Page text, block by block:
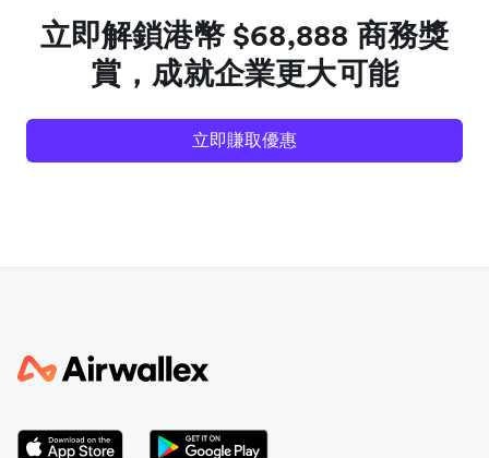
立即解鎖港幣 $68,888 商務獎
賞，成就企業更大可能
立即賺取優惠